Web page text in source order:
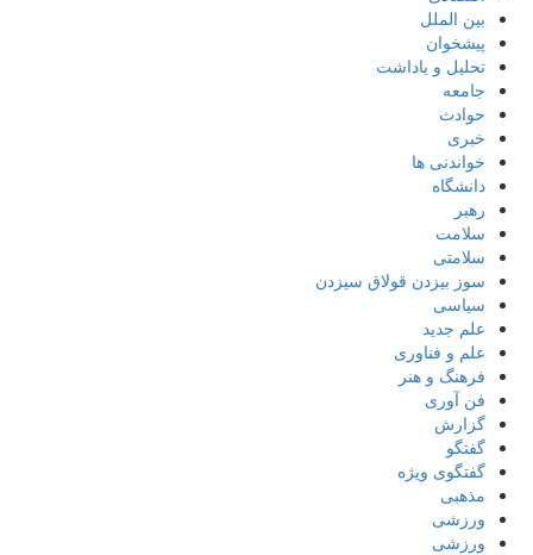
بین الملل
پیشخوان
تحلیل و یاداشت
جامعه
حوادث
خبری
خواندنی ها
دانشگاه
رهبر
سلامت
سلامتی
سوز بیزدن قولاق سیزدن
سیاسی
علم جدید
علم و فناوری
فرهنگ و هنر
فن آوری
گزارش
گفتگو
گفتگوی ویژه
مذهبی
ورزشی
ورزشی